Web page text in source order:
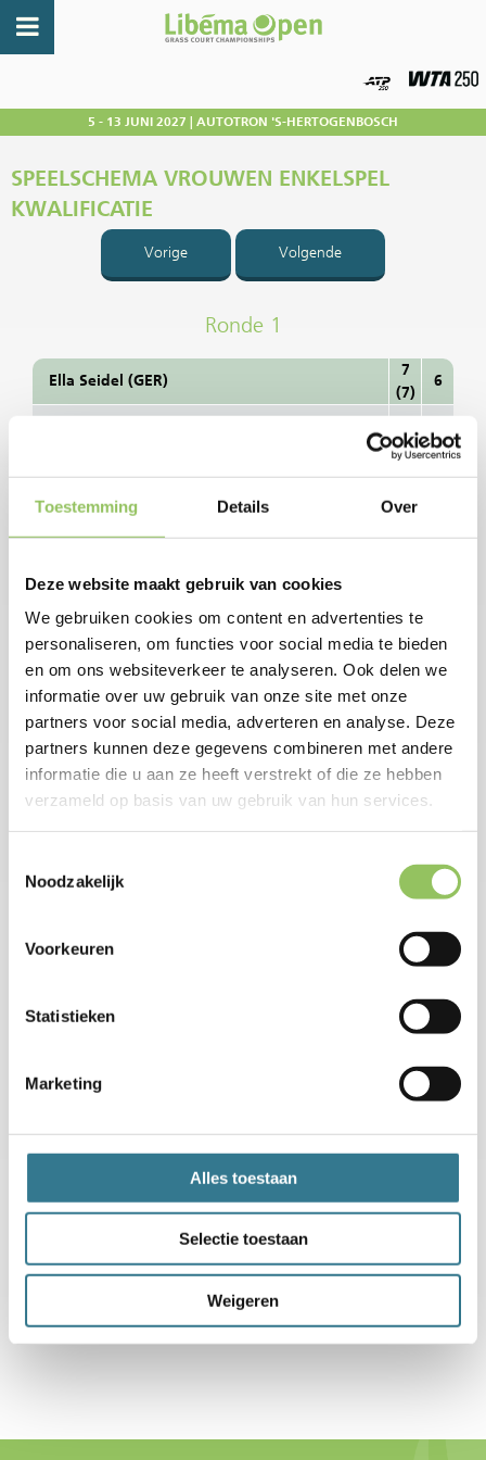
Toestemming Details Over
Deze website maakt gebruik van cookies
We gebruiken cookies om content en advertenties te
personaliseren, om functies voor social media te bieden
en om ons websiteverkeer te analyseren. Ook delen we
informatie over uw gebruik van onze site met onze
partners voor social media, adverteren en analyse. Deze
partners kunnen deze gegevens combineren met andere
informatie die u aan ze heeft verstrekt of die ze hebben
verzameld op basis van uw gebruik van hun services.
Noodzakelijk
Voorkeuren
Statistieken
Marketing
Alles toestaan
Selectie toestaan
Weigeren
5 - 13 JUNI 2027 | AUTOTRON 'S-HERTOGENBOSCH
SPEELSCHEMA VROUWEN ENKELSPEL
KWALIFICATIE